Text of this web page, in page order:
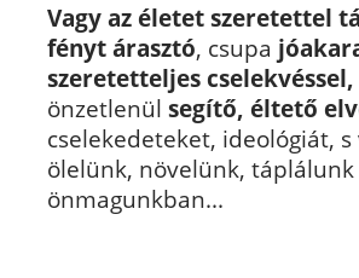
Vagy az életet szeretettel
fényt árasztó, csupa
szeretetteljes cselekvéssel,
önzetlenül segítő, éltető
cselekedeteket, ideológiát,
ölelünk, növelünk, táplálunk
önmagunkban...